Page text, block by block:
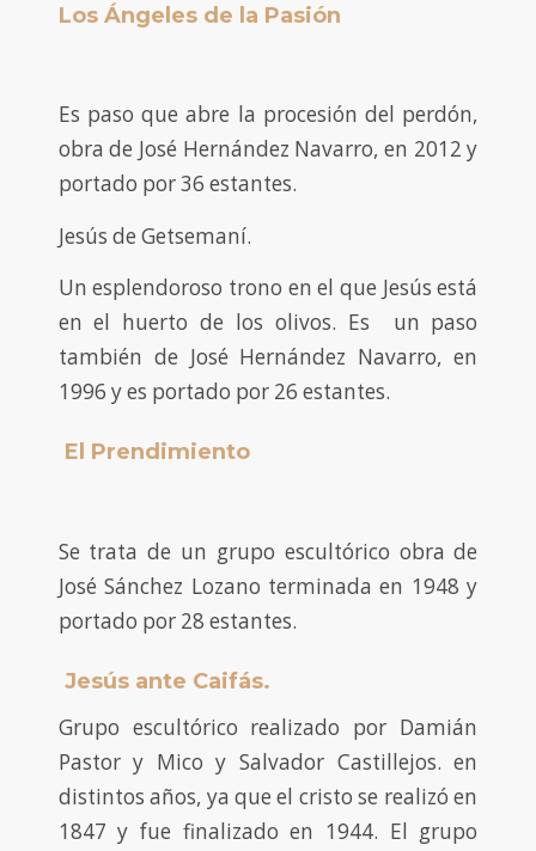
Los Ángeles de la Pasión
Es paso que abre la procesión del perdón,
obra de José Hernández Navarro, en 2012 y
portado por 36 estantes.
Jesús de Getsemaní.
Un esplendoroso trono en el que Jesús está
en el huerto de los olivos. Es un paso
también de José Hernández Navarro, en
1996 y es portado por 26 estantes.
El Prendimiento
Se trata de un grupo escultórico obra de
José Sánchez Lozano terminada en 1948 y
portado por 28 estantes.
Jesús ante Caifás.
Grupo escultórico realizado por Damián
Pastor y Mico y Salvador Castillejos. en
distintos años, ya que el cristo se realizó en
1847 y fue finalizado en 1944. El grupo